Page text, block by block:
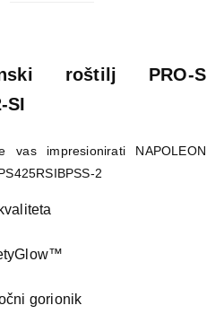
roštilj PRO-S
SI
vas impresionirati NAPOLEON
2
gorionik